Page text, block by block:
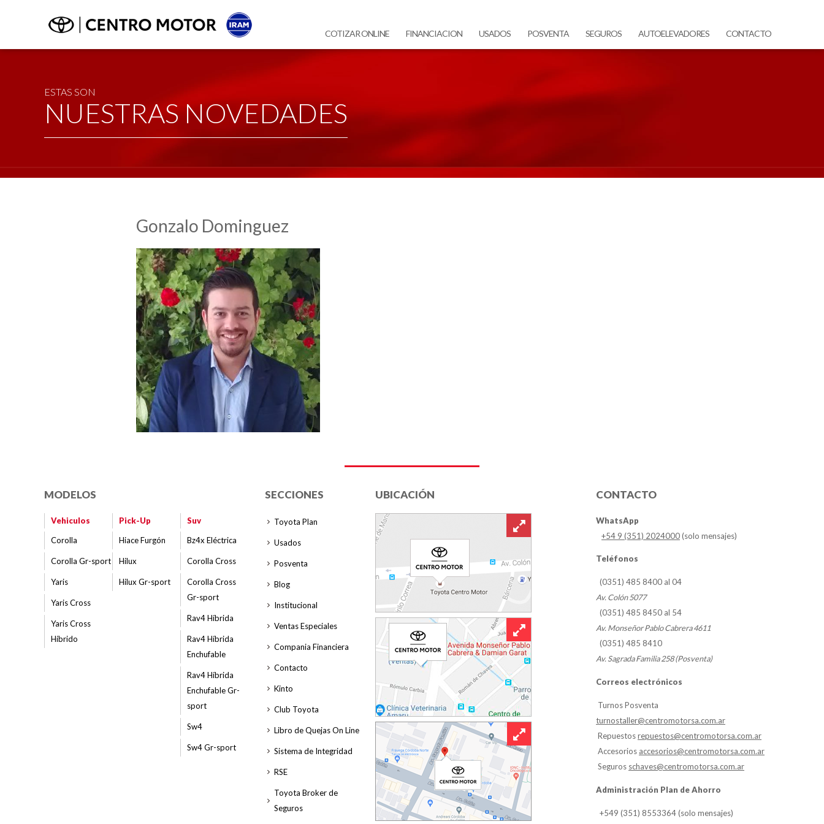
COTIZAR ONLINE FINANCIACION USADOS POSVENTA SEGUROS AUTOELEVADORES CONTACTO
ESTAS SON
NUESTRAS NOVEDADES
Gonzalo Dominguez
MODELOS
Vehiculos
Corolla
Corolla Gr-sport
Yaris
Yaris Cross
Yaris Cross
Híbrido
Pick-Up
Hiace Furgón
Hilux
Hilux Gr-sport
Suv
Bz4x Eléctrica
Corolla Cross
Corolla Cross
Gr-sport
Rav4 Híbrida
Rav4 Híbrida
Enchufable
Rav4 Híbrida
Enchufable Gr-
sport
Sw4
Sw4 Gr-sport
SECCIONES
Toyota Plan
Usados
Posventa
Blog
Institucional
Ventas Especiales
Compania Financiera
Contacto
Kinto
Club Toyota
Libro de Quejas On Line
Sistema de Integridad
RSE
Toyota Broker de
Seguros
UBICACIÓN CONTACTO
WhatsApp
+54 9 (351) 2024000(solo mensajes)
Teléfonos
(0351) 485 8400 al 04
Av. Colón 5077
(0351) 485 8450 al 54
Av. Monseñor Pablo Cabrera 4611
(0351) 485 8410
Av. Sagrada Familia 258 (Posventa)
Correos electrónicos
Turnos Posventa
turnostaller@centromotorsa.com.ar
Repuestosrepuestos@centromotorsa.com.ar
Accesorios accesorios@centromotorsa.com.ar
Seguros schaves@centromotorsa.com.ar
Administración Plan de Ahorro
+549 (351) 8553364 (solo mensajes)